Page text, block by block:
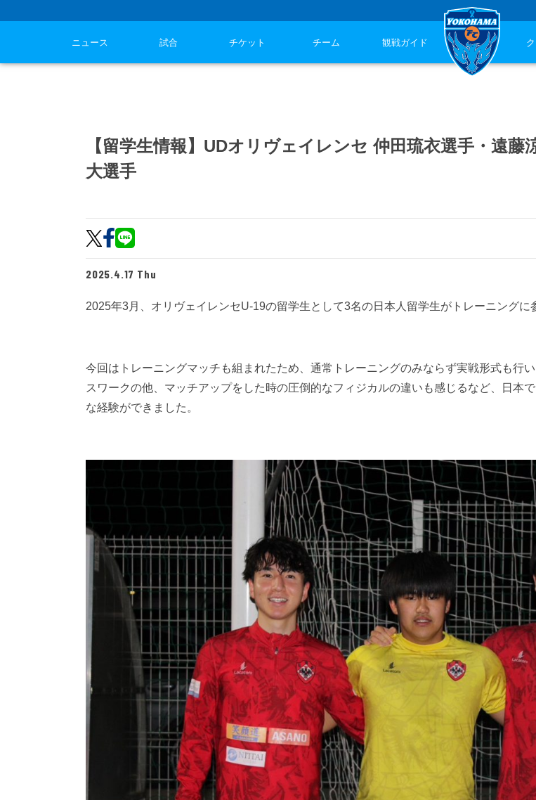
ニュース 試合 チケット チーム 観戦ガイド
【留学生情報】UDオリヴェイレンセ 仲田琉衣選手・遠藤
大選手
2025.4.17 Thu
2025年3月、オリヴェイレンセU-19の留学生として3名の日本人留学生がトレーニングに
今回はトレーニングマッチも組まれたため、通常トレーニングのみならず実戦形式も行
スワークの他、マッチアップをした時の圧倒的なフィジカルの違いも感じるなど、日本
な経験ができました。